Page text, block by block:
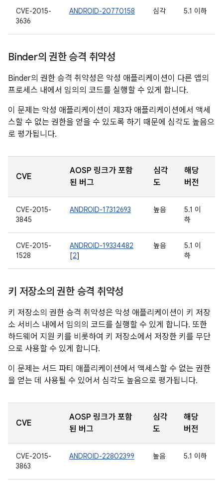
CVE-2015-
3636
ANDROID-20770158 심각 5.1 이하
Binder의 권한 승격 취약성
Binder의 권한 승격 취약성은 악성 애플리케이션이 다른 앱의
프로세스 내에서 임의의 코드를 실행할 수 있게 합니다.
이 문제는 악성 애플리케이션이 제3자 애플리케이션에서 액세
스할 수 없는 권한을 얻을 수 있도록 하기 때문에 심각도 높음으
로 평가됩니다.
CVE
AOSP 링크가 포함
된 버그
심각
도
해당
버전
CVE-2015-
3845
ANDROID-17312693 높음
5.1 이
하
CVE-2015-
1528
ANDROID-19334482
[2]
높음
5.1 이
하
키 저장소의 권한 승격 취약성
키 저장소의 권한 승격 취약성은 악성 애플리케이션이 키 저장
소 서비스 내에서 임의의 코드를 실행할 수 있게 합니다. 또한
하드웨어 지원 키를 비롯하여 키 저장소에서 저장한 키를 무단
으로 사용할 수 있게 합니다.
이 문제는 서드 파티 애플리케이션에서 액세스할 수 없는 권한
을 얻는 데 사용될 수 있어서 심각도 높음으로 평가됩니다.
CVE
AOSP 링크가 포함
된 버그
심각
도
해당
버전
CVE-2015-
3863
ANDROID-22802399 높음 5.1 이하